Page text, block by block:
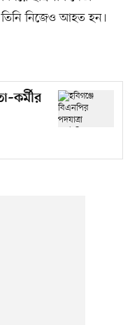
নিজেও আহত হন।